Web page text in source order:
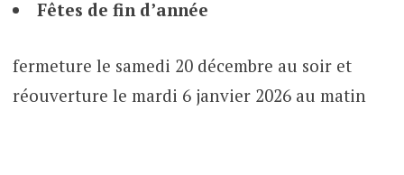
Fêtes de fin d’année
fermeture le samedi 20 décembre au soir et
réouverture le mardi 6 janvier 2026 au matin